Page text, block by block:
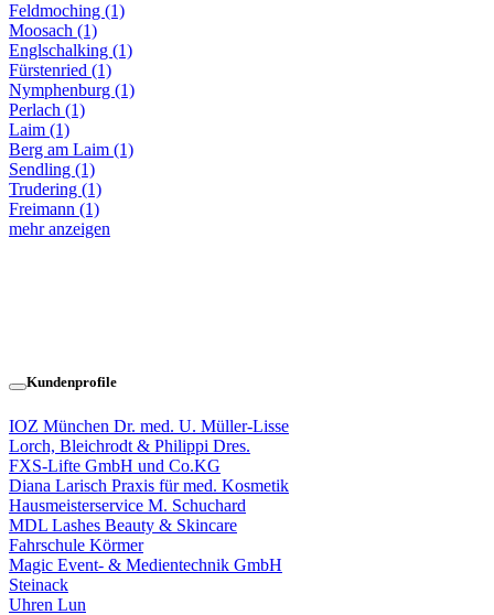
Feldmoching (1)
Moosach (1)
Englschalking (1)
Fürstenried (1)
Nymphenburg (1)
Perlach (1)
Laim (1)
Berg am Laim (1)
Sendling (1)
Trudering (1)
Freimann (1)
mehr anzeigen
Kundenprofile
IOZ München Dr. med. U. Müller-Lisse
Lorch, Bleichrodt & Philippi Dres.
FXS-Lifte GmbH und Co.KG
Diana Larisch Praxis für med. Kosmetik
Hausmeisterservice M. Schuchard
MDL Lashes Beauty & Skincare
Fahrschule Körmer
Magic Event- & Medientechnik GmbH
Steinack
Uhren Lun